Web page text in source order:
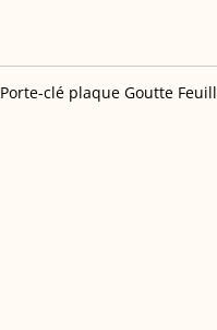
Porte-clé plaque Goutte